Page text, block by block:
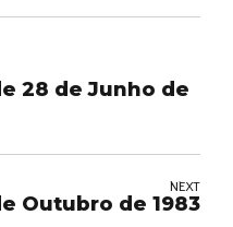
28 de Junho de
NEXT
Outubro de 1983